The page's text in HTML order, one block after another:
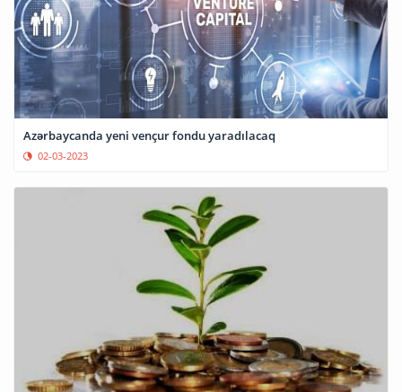
Azərbaycanda yeni vençur fondu yaradılacaq
02-03-2023